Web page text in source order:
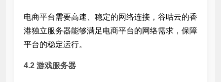
电商平台需要高速、稳定的网络连接，谷咕云的香
港独立服务器能够满足电商平台的网络需求，保障
平台的稳定运行。
4.2 游戏服务器